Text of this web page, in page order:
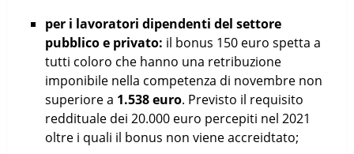
per i lavoratori dipendenti del settore
pubblico e privato: il bonus 150 euro spetta a
tutti coloro che hanno una retribuzione
imponibile nella competenza di novembre non
superiore a 1.538 euro. Previsto il requisito
reddituale dei 20.000 euro percepiti nel 2021
oltre i quali il bonus non viene accreidtato;